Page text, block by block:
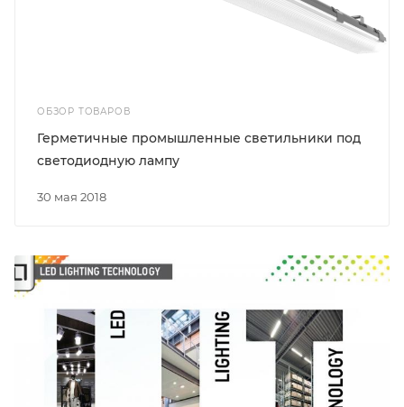
ОБЗОР ТОВАРОВ
30 мая 2018
Герметичные промышленные светильники под
светодиодную лампу